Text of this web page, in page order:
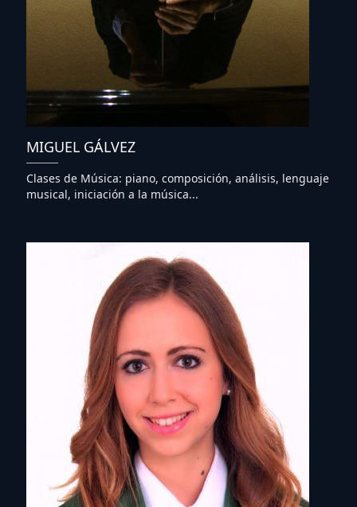
MIGUEL GÁLVEZ
Clases de Música: piano, composición, análisis, lenguaje
musical, iniciación a la música...